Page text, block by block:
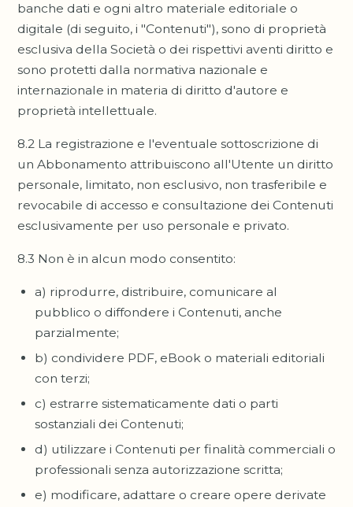
banche dati e ogni altro materiale editoriale o
digitale (di seguito, i "Contenuti"), sono di proprietà
esclusiva della Società o dei rispettivi aventi diritto e
sono protetti dalla normativa nazionale e
internazionale in materia di diritto d'autore e
proprietà intellettuale.
8.2 La registrazione e l'eventuale sottoscrizione di
un Abbonamento attribuiscono all'Utente un diritto
personale, limitato, non esclusivo, non trasferibile e
revocabile di accesso e consultazione dei Contenuti
esclusivamente per uso personale e privato.
8.3 Non è in alcun modo consentito:
a) riprodurre, distribuire, comunicare al
pubblico o diffondere i Contenuti, anche
parzialmente;
b) condividere PDF, eBook o materiali editoriali
con terzi;
c) estrarre sistematicamente dati o parti
sostanziali dei Contenuti;
d) utilizzare i Contenuti per finalità commerciali o
professionali senza autorizzazione scritta;
e) modificare, adattare o creare opere derivate